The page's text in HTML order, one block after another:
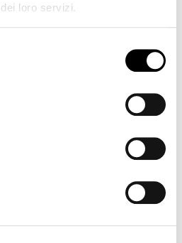
loro servizi.
8D61 - Pastello
- Pastello 8D58 - Pastello